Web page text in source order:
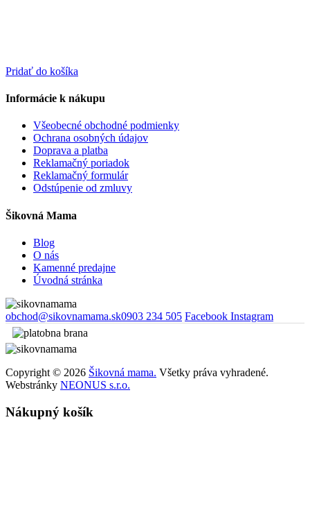
Pridať do košíka
Informácie k nákupu
Všeobecné obchodné podmienky
Ochrana osobných údajov
Doprava a platba
Reklamačný poriadok
Reklamačný formulár
Odstúpenie od zmluvy
Šikovná Mama
Blog
O nás
Kamenné predajne
Úvodná stránka
obchod@sikovnamama.sk0903 234 505 Facebook Instagram
Copyright © 2026 Šikovná mama. Všetky práva vyhradené.
Webstránky NEONUS s.r.o.
Nákupný košík